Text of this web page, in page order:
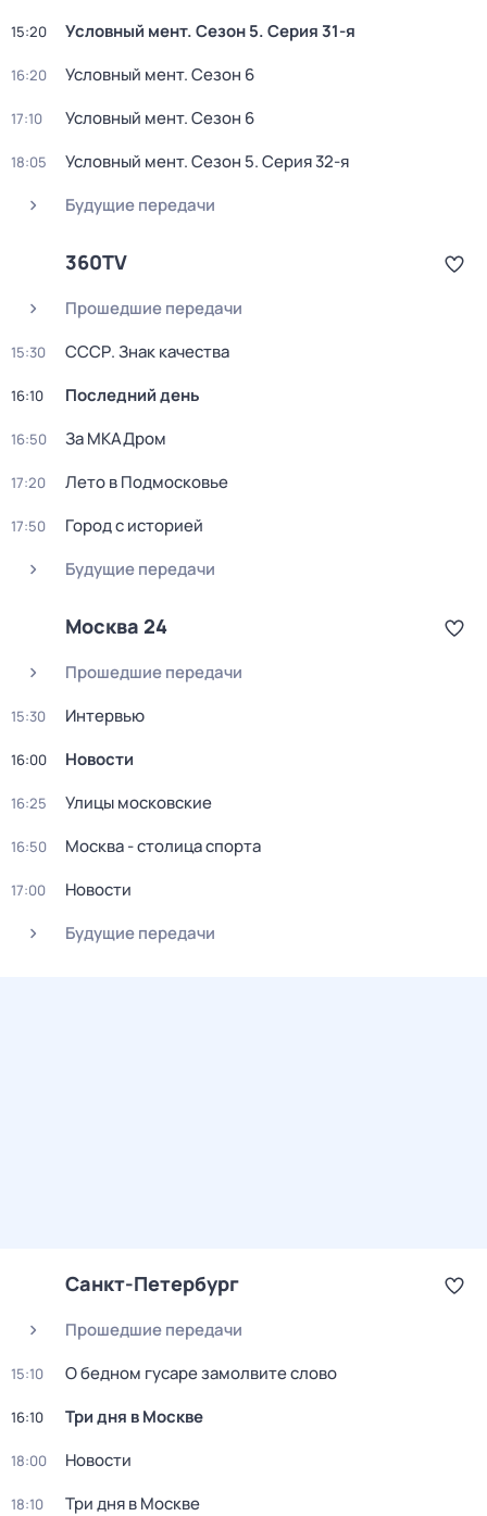
15:20 Условный мент. Сезон 5. Серия 31-я
16:20 Условный мент. Сезон 6
17:10 Условный мент. Сезон 6
18:05 Условный мент. Сезон 5. Серия 32-я
Будущие передачи
360TV
Прошедшие передачи
15:30 СССР. Знак качества
16:10 Последний день
16:50 За МКАДром
17:20 Лето в Подмосковье
17:50
Город с историей
Будущие передачи
Москва 24
Прошедшие передачи
15:30 Интервью
16:00 Новости
16:25 Улицы московские
16:50 Москва - столица спорта
17:00
Новости
Будущие передачи
Санкт-Петербург
Прошедшие передачи
15:10 О бедном гусаре замолвите слово
16:10 Три дня в Москве
18:00 Новости
18:10 Три дня в Москве